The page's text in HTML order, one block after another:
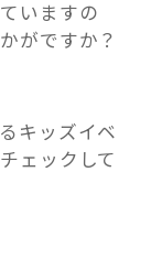
いますの
がですか？
キッズイベ
ェックして